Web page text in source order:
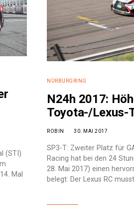
(STI)
Mal
NÜRBURGRING
N24h 2017:
Toyota-/Lexus-
ROBIN 30. MAI 2017
SP3-T: Zweiter Platz für
Racing hat bei den 24
28. Mai 2017) einen
belegt: Der Lexus RC